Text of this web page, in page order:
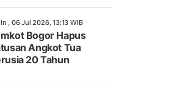
, 06 Jul 2026, 13:13 WIB
Bogor Hapus
Angkot Tua
20 Tahun